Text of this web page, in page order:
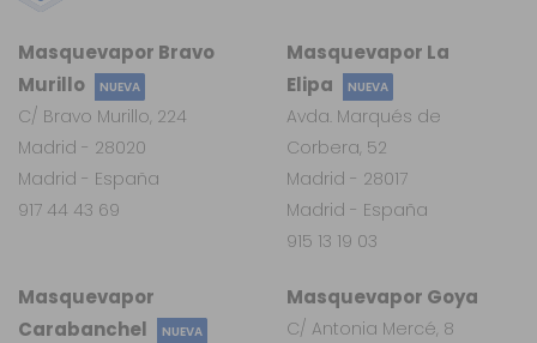
Masquevapor
Carabanchel
NUEVA
Masquevapor Goya
C/ Antonia Mercé, 8
Masquevapor La
Elipa
NUEVA
Avda. Marqués de
Corbera, 52
Madrid - 28017
Madrid - España
915 13 19 03
Masquevapor Bravo
Murillo
NUEVA
C/ Bravo Murillo, 224
Madrid - 28020
Madrid - España
917 44 43 69